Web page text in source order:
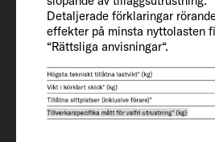
Detaljerade förklaringar
effekter på minsta nyttolasten
“Rättsliga anvisningar“.
Tekniskt tillåtna lastvikt*
3500
Viktökning (optional)
3650